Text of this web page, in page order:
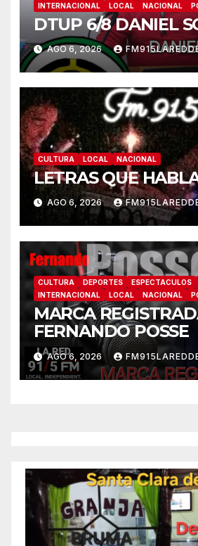
INTERNACIONAL
LOCAL NACIONAL
DTUP 6/8 DANIEL
AGO 6, 2026
CULTURA LOCAL NACIONAL
LETRAS QUE
AGO 6, 2026
CULTURA DEPORTES ESPECTACULOS
INTERNACIONAL
LOCAL NACIONAL
MARCA
FERNANDO POSSE
AGO 6, 2026